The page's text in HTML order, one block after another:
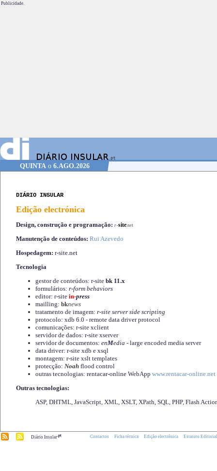
Publicidade.
QUINTAo 6.AGO.2026
DIÁRIO INSULAR
Edição electrónica
Design, construção e programação: r-site.net
Manutenção de conteúdos: Rui Azevedo
Hospedagem: r-site.net
Tecnologia
gestor de conteúdos: r-site bk 11.x
formulários: r-form behaviors
editor: r-site in-press
mailling: bknews
tratamento de imagem: r-site server side scripting
protocolo: xdb 6.0 - remote data driver protocol
comunicações: r-site xclient
servidor de dados: r-site xserver
servidor de documentos: enMedia - large encoded media server
data driver: r-site xdb e xsql
montagem: r-site xslt templates
protecção: Noah flood control
outras tecnologias: rentacar-online WebApp www.rentacar-online.net
Outras tecnologias:
ASP, DHTML, JavaScript, XML, XSLT, XPath, SQL, PHP, Flash
Diário Insular.pt Contactos Ficha técnica Edição electrónica Estatuto Editorial